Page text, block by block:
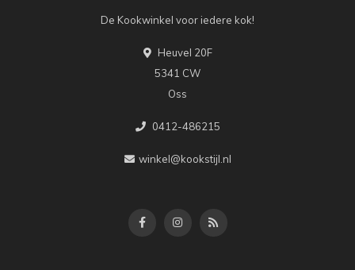
De Kookwinkel voor iedere kok!
Heuvel 20F
5341 CW
Oss
0412-486215
winkel@kookstijl.nl